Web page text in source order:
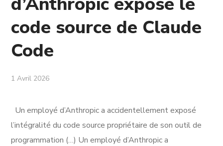
code source de Claude
Code
1 Avril 2026
Un employé d’Anthropic a accidentellement exposé
l’intégralité du code source propriétaire de son outil de
programmation (…) Un employé d’Anthropic a